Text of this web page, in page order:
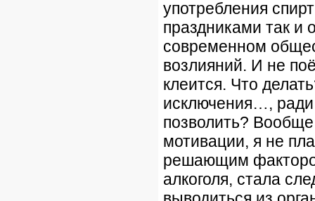
употребления
праздниками так и
современном
возлияний. И не
клеится. Что
исключения…,
позволить?
мотивации, я не
решающим
алкоголя, стала